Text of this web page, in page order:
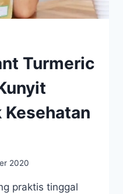
Turmeric
2020
praktis tinggal